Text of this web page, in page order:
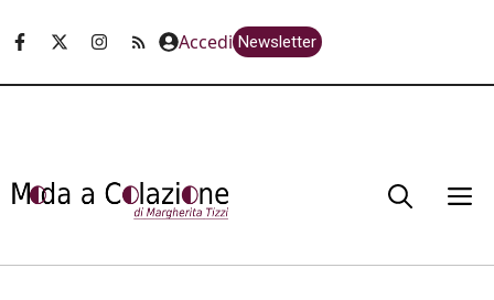
Accedi Newsletter